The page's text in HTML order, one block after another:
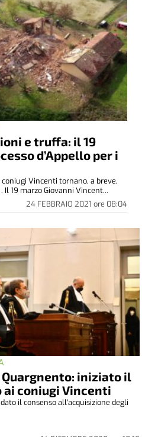
e truffa: il 19
d’Appello per i
24 FEBBRAIO 2021ore 08:04
coniugi Vincenti tornano, a breve,
Il 19 marzo Giovanni Vincent...
Quargnento: iniziato il
ai coniugi Vincenti
il consenso all'acquisizione degli